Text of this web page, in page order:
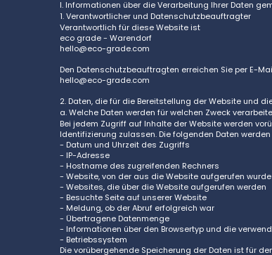
I. Informationen über die Verarbeitung Ihrer Daten
1. Verantwortlicher und Datenschutzbeauftragter
Verantwortlich für diese Website ist
eco grade - Warendorf
hello@eco-grade.com
Den Datenschutzbeauftragten erreichen Sie per E-
hello@eco-grade.com
2. Daten, die für die Bereitstellung der Website und
a. Welche Daten werden für welchen Zweck
Bei jedem Zugriff auf Inhalte der Website werden
Identifizierung zulassen. Die folgenden Daten
- Datum und Uhrzeit des Zugriffs
- IP-Adresse
- Hostname des zugreifenden Rechners
- Website, von der aus die Website aufgerufen wurde
- Websites, die über die Website aufgerufen werden
- Besuchte Seite auf unserer Website
- Meldung, ob der Abruf erfolgreich war
- Übertragene Datenmenge
- Informationen über den Browsertyp und die
- Betriebssystem
Die vorübergehende Speicherung der Daten ist für